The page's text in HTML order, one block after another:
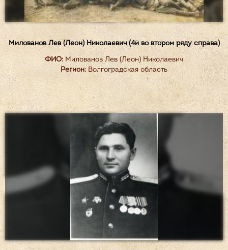
Милованов Лев (Леон) Николаевич (4й во втором ряду справа)
ФИО: Милованов Лев (Леон) Николаевич
Регион: Волгоградская область